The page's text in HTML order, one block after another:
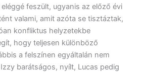
feszült, ugyanis az előző évi
valami, amit azóta se tisztáztak,
konfliktus helyzetekbe
hogy teljesen különböző
a felszínen egyáltalán nem
barátságos, nyílt, Lucas pedig